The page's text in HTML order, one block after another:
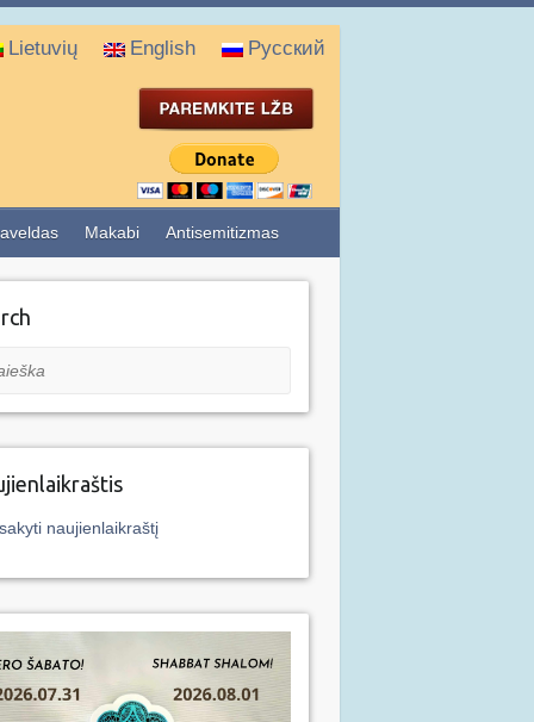
Lietuvių English Русский
Makabi Antisemitizmas
naujienlaikraštį